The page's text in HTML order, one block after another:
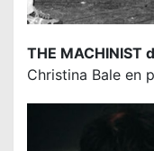
THE MACHINIST
Christina Bale en